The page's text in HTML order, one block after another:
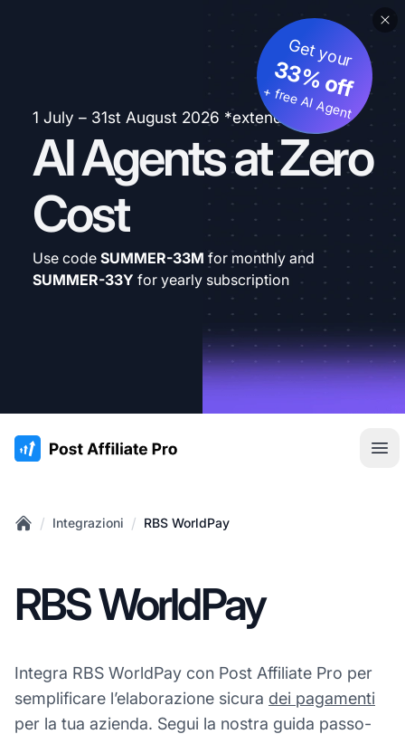
1 July – 31st August 2026 *extended
AI Agents at Zero
Cost
Get your
33% off
+ free AI Agent
Use code SUMMER-33M for monthly and
SUMMER-33Y for yearly subscription
:site.title
/ Integrazioni / RBS WorldPay
RBS WorldPay
Integra RBS WorldPay con Post Affiliate Pro per
semplificare l’elaborazione sicura dei pagamenti
per la tua azienda. Segui la nostra guida passo-